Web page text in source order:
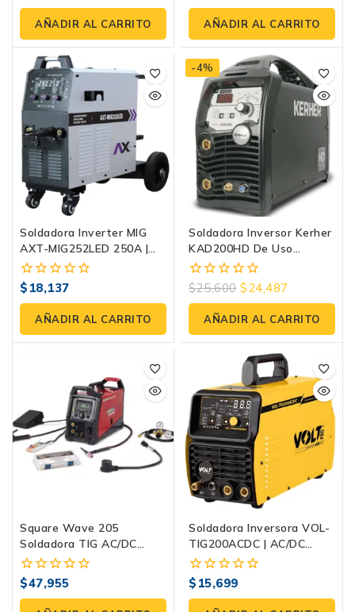
fuera
5
AÑADIR AL CARRITO
220 V
fuera
5
AÑADIR AL CARRITO
Soldadora Inverter MIG
AXT-MIG252LED 250A |
220V
0
fuera
5
$ 18,137
AÑADIR AL CARRITO
-4%
Soldadora Inversor Kerher
KAD200HD De Uso
Industrial Especializada
Para Aluminio
0
fuera
5
$25,600 $24,487
AÑADIR AL CARRITO
Square Wave 205
Soldadora TIG AC/DC
120/230V – Precisión
Profesional En Formato
Portátil
0
fuera
$47,955
Soldadora Inversora VOL-
TIG200ACDC | AC/DC
110/220V
0
fuera
$ 15,699